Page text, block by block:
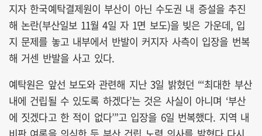
지자 한국예탁결제원이 부산이 아닌 수도권 내 증설을 추진
해 논란(부산일보 11월 4일 자 1면 보도)을 빚은 가운데, 입
지 문제를 놓고 내부에서 반발이 커지자 사측이 입장을 번복
해 거센 반발을 사고 있다.
예탁원은 앞선 보도와 관련해 지난 3일 밝혔던 “‘최대한 부산
내에 건립될 수 있도록 하겠다’는 것은 사실이 아니며 ‘부산
에 짓겠다고 한 적이 없다’”고 입장을 6일 번복했다. 지역 내